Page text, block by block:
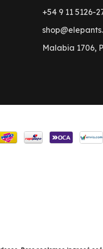
+54 9 11 5126-
Malabia 1706,